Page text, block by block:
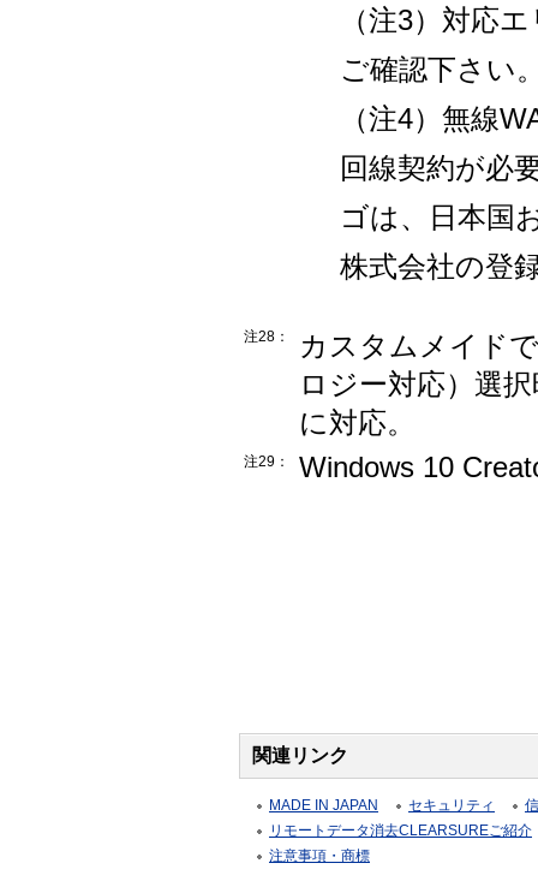
（注3）対応
ご確認下さい
（注4）無線
回線契約が必
ゴは、日本国
株式会社の登
注28：
カスタムメイド
ロジー対応）選
に対応。
注29： Windows 10
関連リンク
MADE IN JAPAN セキュリティ
リモートデータ消去CLEARSUREご紹介
注意事項・商標